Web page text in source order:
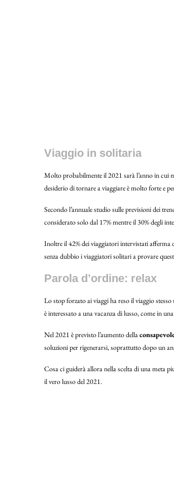
Viaggio in solitaria
Molto probabilmente il 2021 sarà l’anno in cui
desiderio di tornare a viaggiare è molto forte e
Secondo l’annuale studio sulle previsioni dei
considerato solo dal 17% mentre il 30% degli
Inoltre il 42% dei viaggiatori intervistati afferma
senza dubbio i viaggiatori solitari a provare
Parola d’ordine: relax
Lo stop forzato ai viaggi ha reso il viaggio
è interessato a una vacanza di lusso, come in
Nel 2021 è previsto l’aumento della
soluzioni per rigenerarsi, soprattutto dopo un
Cosa ci guiderà allora nella scelta di una meta
il vero lusso del 2021.